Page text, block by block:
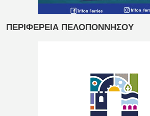
ΠΕΡΙΦΕΡΕΙΑ ΠΕΛΟΠΟΝΝΗΣΟΥ